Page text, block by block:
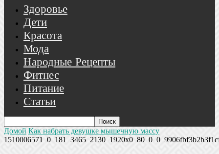
Здоровье
Дети
Красота
Мода
Народные Рецепты
Фитнес
Питание
Статьи
Домой Как набрать девушке мышечную массу